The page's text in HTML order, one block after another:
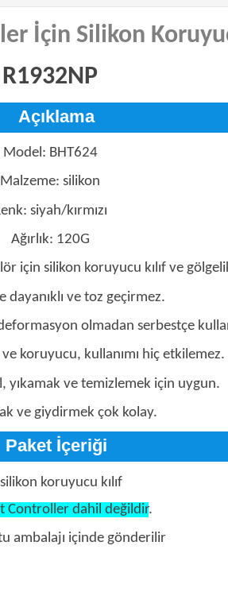
İçin Silikon
R1932NP
Açıklama
Model: BHT624
Malzeme: silikon
siyah/kırmızı
Ağırlık: 120G
için silikon koruyucu kılıf ve
dayanıklı ve toz geçirmez.
olmadan serbestçe
koruyucu, kullanımı hiç etkilemez.
yıkamak ve temizlemek için uygun.
ve giydirmek çok kolay.
Paket İçeriği
koruyucu kılıf
Controller dahil değildir.
ambalajı içinde gönderilir